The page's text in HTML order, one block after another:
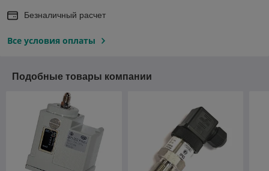
Безналичный расчет
Все условия оплаты
Подобные товары компании